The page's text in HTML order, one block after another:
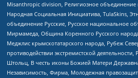
Misanthropic division, Религиозное объединение
Народная Социальная Инициатива, TulaSkins,
объединение Русские, Русское национальное
Мирмамеда, Община Коренного Русского
Меджлис крымскотатарского народа, Рубеж
противодействии экстремистской
Штольц, В честь иконы Божией Матери
Независимость, Фирма, Молодежная